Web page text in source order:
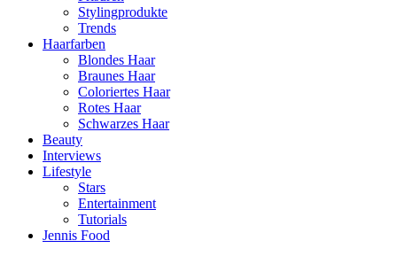
Stylingprodukte
Trends
Haarfarben
Blondes Haar
Braunes Haar
Coloriertes Haar
Rotes Haar
Schwarzes Haar
Beauty
Interviews
Lifestyle
Stars
Entertainment
Tutorials
Jennis Food